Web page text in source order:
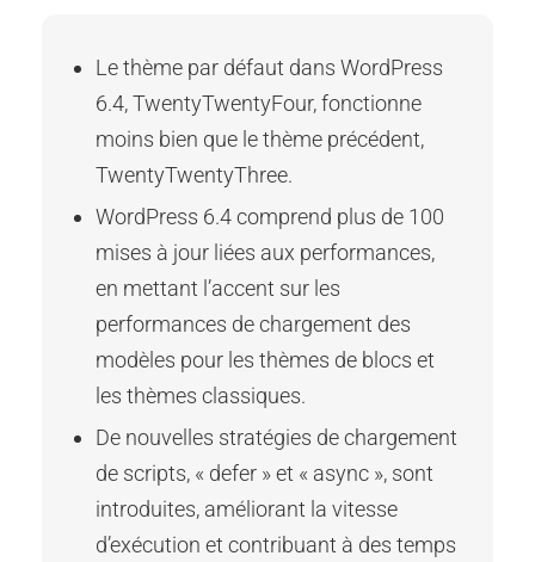
Le thème par défaut dans WordPress
6.4, TwentyTwentyFour, fonctionne
moins bien que le thème précédent,
TwentyTwentyThree.
WordPress 6.4 comprend plus de 100
mises à jour liées aux performances,
en mettant l’accent sur les
performances de chargement des
modèles pour les thèmes de blocs et
les thèmes classiques.
De nouvelles stratégies de chargement
de scripts, « defer » et « async », sont
introduites, améliorant la vitesse
d’exécution et contribuant à des temps